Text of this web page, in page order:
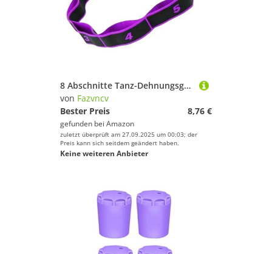
8 Abschnitte Tanz-Dehnungsgürtel Pilates Fitness Übung Widerstandsband mit Zahlenspannband Pilates Zugseil Yoga Zuggurt Gürtel
von Fazvncv
Bester Preis
8,76 €
gefunden bei Amazon
zuletzt überprüft am 27.09.2025 um 00:03; der
Preis kann sich seitdem geändert haben.
Keine weiteren Anbieter